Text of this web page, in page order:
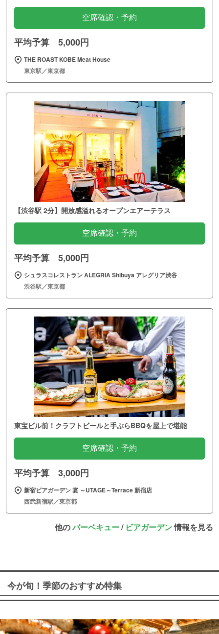
空席確認・予約
平均予算 5,000円
THE ROAST KOBE Meat House
東京駅／東京都
【渋谷駅 2分】開放感溢れるオープンエアーテラス
空席確認・予約
平均予算 5,000円
シュラスコレストラン ALEGRIA Shibuya アレグリア渋谷
渋谷駅／東京都
東宝ビル前！クラフトビールと手ぶらBBQを屋上で堪能
空席確認・予約
平均予算 3,000円
新宿ビアガーデン 宴 ～UTAGE～Terrace 新宿店
西武新宿駅／東京都
他のバーベキュー/ ビアガーデン情報を見る
今が旬！季節のおすすめ特集